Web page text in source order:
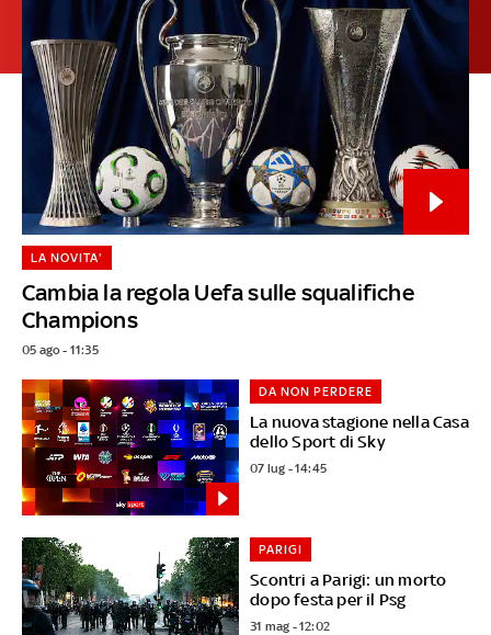
Cambia la regola Uefa sulle squalifiche
Champions
LA NOVITA'
05 ago - 11:35
La nuova stagione nella Casa
dello Sport di Sky
DA NON PERDERE
07 lug - 14:45
Scontri a Parigi: un morto
dopo festa per il Psg
PARIGI
31 mag - 12:02